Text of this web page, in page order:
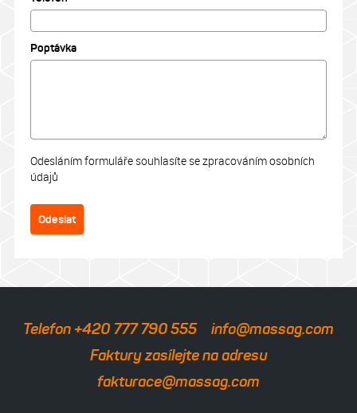
Poptávka
Odesláním formuláře souhlasíte se zpracováním osobních
údajů
Odeslat
Telefon +420 777 790 555
info@massag.com
Faktury zasílejte na adresu
fakturace@massag.com